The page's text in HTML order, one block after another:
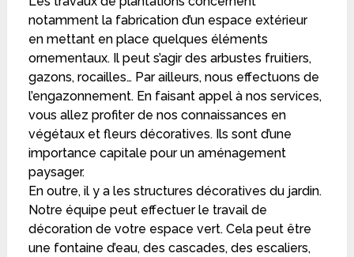
notamment la fabrication d’un espace extérieur
en mettant en place quelques éléments
ornementaux. Il peut s’agir des arbustes fruitiers,
gazons, rocailles… Par ailleurs, nous effectuons de
l’engazonnement. En faisant appel à nos services,
vous allez profiter de nos connaissances en
végétaux et fleurs décoratives. Ils sont d’une
importance capitale pour un aménagement
paysager.
En outre, il y a les structures décoratives du jardin.
Notre équipe peut effectuer le travail de
décoration de votre espace vert. Cela peut être
une fontaine d’eau, des cascades, des escaliers,